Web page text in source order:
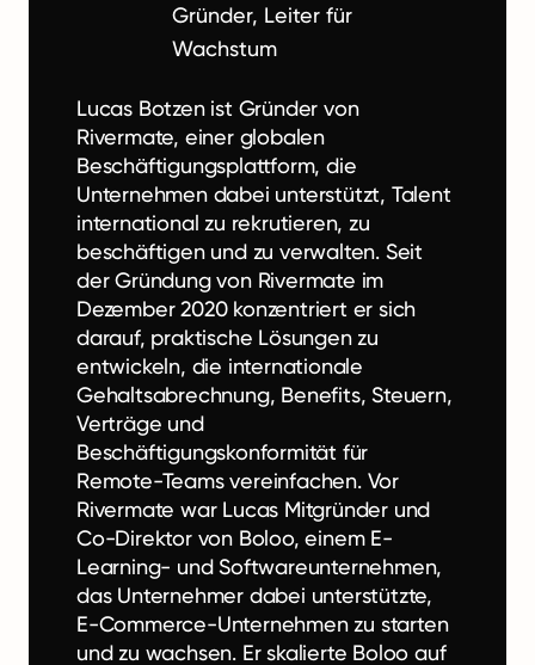
Gründer, Leiter für
Wachstum
Lucas Botzen ist Gründer von
Rivermate, einer globalen
Beschäftigungsplattform, die
Unternehmen dabei unterstützt, Talent
international zu rekrutieren, zu
beschäftigen und zu verwalten. Seit
der Gründung von Rivermate im
Dezember 2020 konzentriert er sich
darauf, praktische Lösungen zu
entwickeln, die internationale
Gehaltsabrechnung, Benefits, Steuern,
Verträge und
Beschäftigungskonformität für
Remote-Teams vereinfachen. Vor
Rivermate war Lucas Mitgründer und
Co-Direktor von Boloo, einem E-
Learning- und Softwareunternehmen,
das Unternehmer dabei unterstützte,
E-Commerce-Unternehmen zu starten
und zu wachsen. Er skalierte Boloo auf